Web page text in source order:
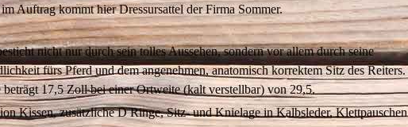
Auftrag kommt hier Dressursattel der Firma Sommer.
nicht nur durch sein tolles Aussehen, sondern vor allem durch seine
fürs Pferd und dem angenehmen, anatomisch korrektem Sitz des Reiters.
17,5 Zoll bei einer Ortweite (kalt verstellbar) von 29,5.
Kissen, zusätzliche D Ringe, Sitz- und Knielage in Kalbsleder, Klettpauschen